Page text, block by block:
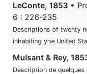
LeConte, 1853 •
6 : 226-235
Descriptions of twenty
inhabiting yhe United
Mulsant & Rey,
Description de